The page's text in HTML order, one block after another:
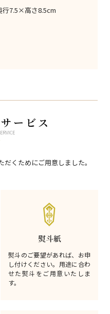
7.5×高さ8.5cm
ービス
くためにご用意しました。
熨斗紙
熨斗のご要望があれば、お申
し付けください。用途に合わ
せた熨斗をご用意いたしま
す。